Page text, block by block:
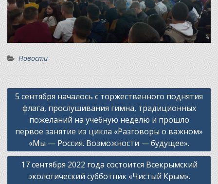
Новости
Навигация
записям
5 сентября началось с торжественного поднятия
флага, прослушивания гимна, традиционных
пожеланий на учебную неделю и прошло
первое занятие из цикла «Разговоры о важном»
«Мы — Россия. Возможности — будущее».
17 сентября 2022 года состоится Всекрымский
экологический субботник «Чистый Крым».